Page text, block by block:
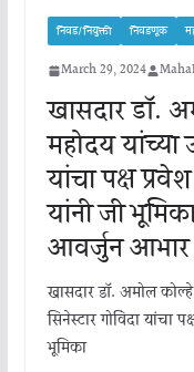
निवड/नियुक्ती निवडणूक
March 29, 2024
खासदार डॉ.
महोदय यांच्या
यांचा पक्ष
यांनी जी
आवर्जुन
खासदार डॉ. अमोल कोल्हे
सिनेस्टार गोविंदा यांचा
भूमिका